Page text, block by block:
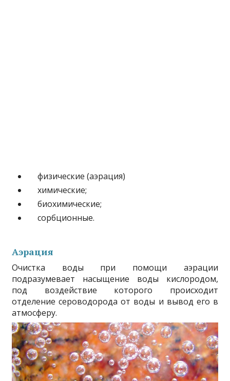
физические (аэрация)
химические;
биохимические;
сорбционные.
Аэрация
Очистка воды при помощи аэрации
подразумевает насыщение воды кислородом,
под воздействие которого происходит
отделение сероводорода от воды и вывод его в
атмосферу.